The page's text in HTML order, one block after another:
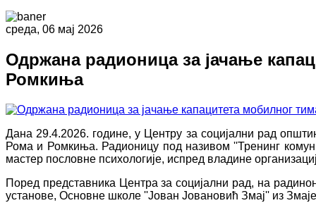
среда, 06 мај 2026
Одржана радионица за јачање
Ромкиња
Дана 29.4.2026. године, у Центру за социјални рад
Рома и Ромкиња. Радионицу под називом ''Тренинг
мастер пословне психологије, испред владине
Поред представника Центра за социјални рад, на
установе, Основне школе ''Јован Јовановић Змај'' из